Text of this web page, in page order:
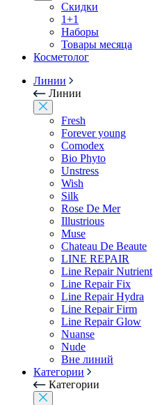
Скидки
1+1
Наборы
Товары месяца
Косметолог
Линии
Линии
Fresh
Forever young
Comodex
Bio Phyto
Unstress
Wish
Silk
Rose De Mer
Illustrious
Muse
Chateau De Beaute
LINE REPAIR
Line Repair Nutrient
Line Repair Fix
Line Repair Hydra
Line Repair Firm
Line Repair Glow
Nuanse
Nude
Вне линий
Категории
Категории